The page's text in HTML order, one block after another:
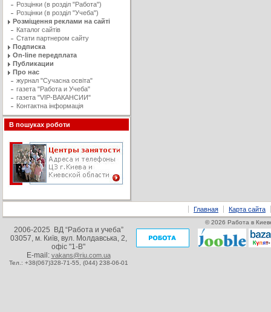
Розцінки (в розділ "Работа")
Розцінки (в розділ "Учеба")
Розміщення реклами на сайті
Каталог сайтів
Стати партнером сайту
Подписка
On-line передплата
Публикации
Про нас
журнал "Сучасна освiта"
газета "Работа и Учеба"
газета "VIP-ВАКАНСИИ"
Контактна інформація
В пошуках роботи
Главная Карта сайта
2006-2025 ВД “Работа и учеба”
03057, м. Київ, вул. Молдавська, 2,
офіс "1-В"
E-mail: vakans@riu.com.ua
Тел.: +38(067)328-71-55, (044) 238-06-01
© 2026 Работа в